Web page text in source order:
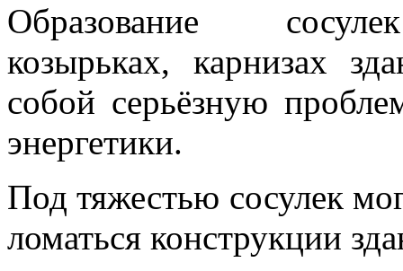
Образование
козырьках, карнизах
собой серьёзную
энергетики.
Под тяжестью сосулек
ломаться конструкции